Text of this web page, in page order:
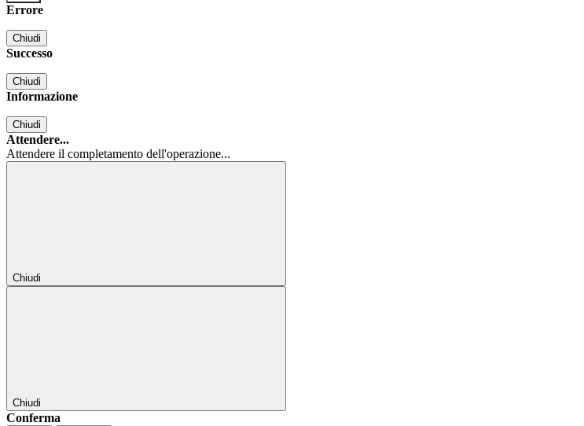
Errore
Chiudi
Successo
Chiudi
Informazione
Chiudi
Attendere...
Attendere il completamento dell'operazione...
Chiudi
Chiudi
Conferma